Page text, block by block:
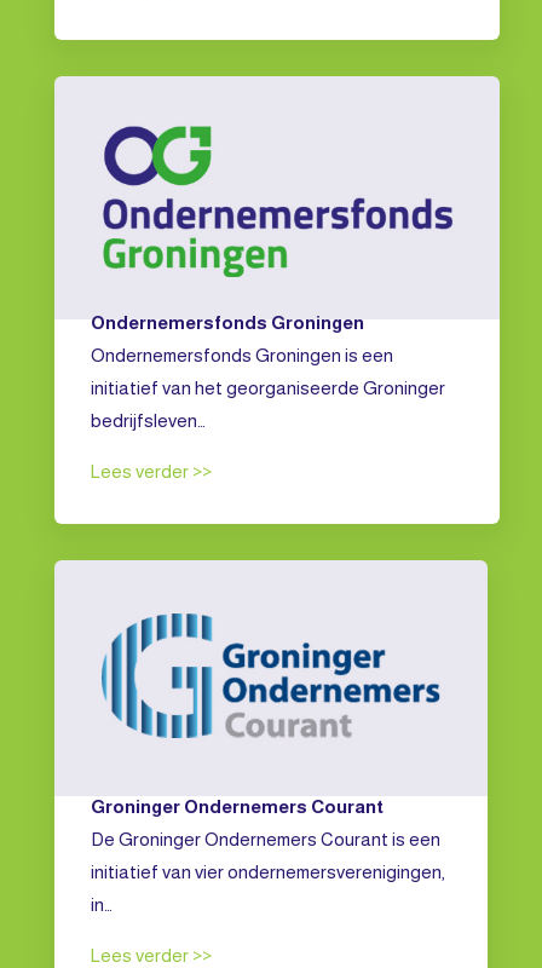
Ondernemersfonds Groningen
Ondernemersfonds Groningen is een
initiatief van het georganiseerde Groninger
bedrijfsleven…
Lees verder >>
Groninger Ondernemers Courant
De Groninger Ondernemers Courant is een
initiatief van vier ondernemersverenigingen,
in…
Lees verder >>